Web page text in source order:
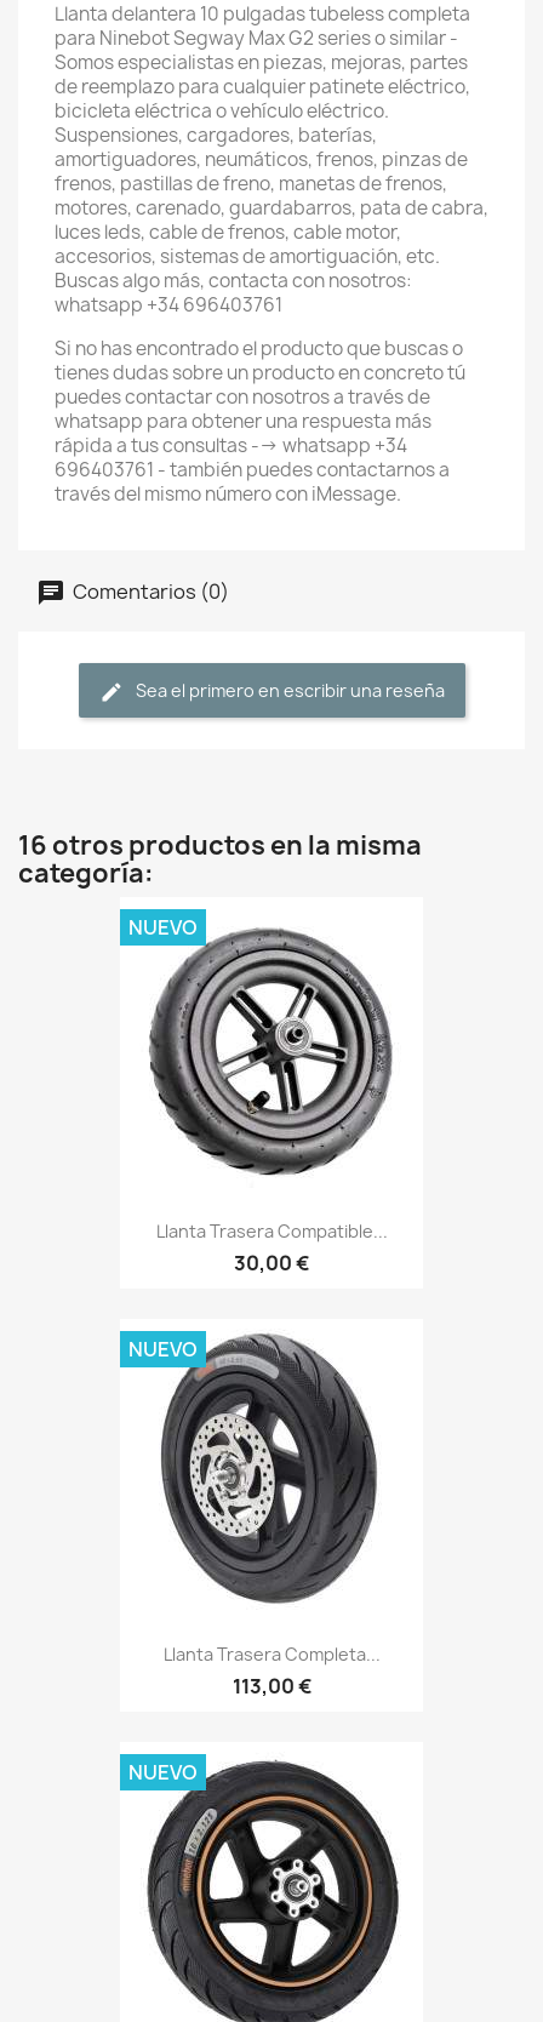
Llanta delantera 10 pulgadas tubeless completa
para Ninebot Segway Max G2 series o similar -
Somos especialistas en piezas, mejoras, partes
de reemplazo para cualquier patinete eléctrico,
bicicleta eléctrica o vehículo eléctrico.
Suspensiones, cargadores, baterías,
amortiguadores, neumáticos, frenos, pinzas de
frenos, pastillas de freno, manetas de frenos,
motores, carenado, guardabarros, pata de cabra,
luces leds, cable de frenos, cable motor,
accesorios, sistemas de amortiguación, etc.
Buscas algo más, contacta con nosotros:
whatsapp +34 696403761
Si no has encontrado el producto que buscas o
tienes dudas sobre un producto en concreto tú
puedes contactar con nosotros a través de
whatsapp para obtener una respuesta más
rápida a tus consultas --> whatsapp +34
696403761 - también puedes contactarnos a
través del mismo número con iMessage.
Comentarios (0)
Sea el primero en escribir una reseña
16 otros productos en la misma
categoría:
Llanta Trasera Compatible...
30,00 €
NUEVO
Llanta Trasera Completa...
113,00 €
NUEVO
NUEVO